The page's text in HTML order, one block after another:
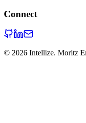
Connect
© 2026 Intellize. Moritz